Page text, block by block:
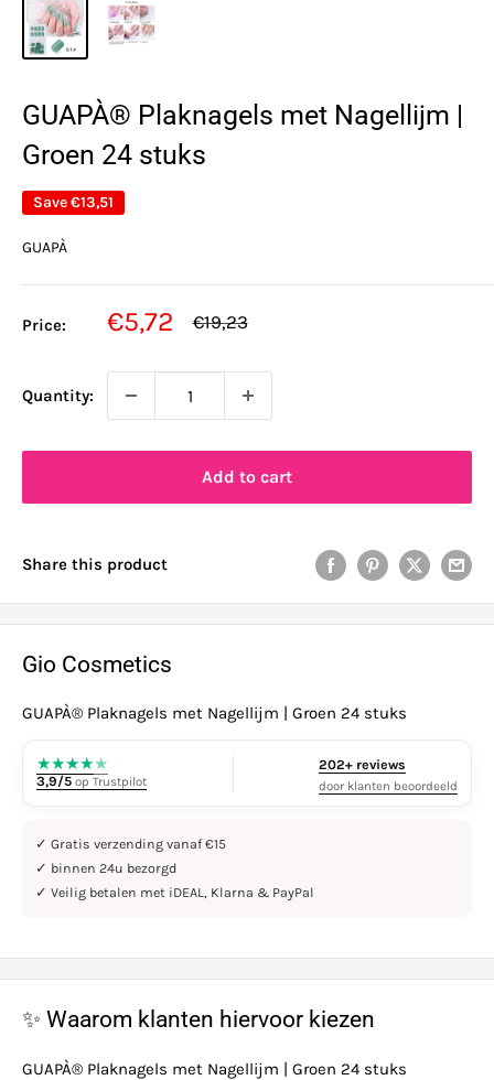
GUAPÀ® Plaknagels met Nagellijm |
Groen 24 stuks
Save€13,51
GUAPÀ
Price:
Sale
€5,72
Regular
€19,23
Quantity:
Add to cart
Share this product
Gio Cosmetics
GUAPÀ® Plaknagels met Nagellijm | Groen 24 stuks
★★★★★
3,9/5 op Trustpilot
202+ reviews
door klanten beoordeeld
✓ Gratis verzending vanaf €15
✓ binnen 24u bezorgd
✓ Veilig betalen met iDEAL, Klarna & PayPal
✨ Waarom klanten hiervoor kiezen
GUAPÀ® Plaknagels met Nagellijm | Groen 24 stuks